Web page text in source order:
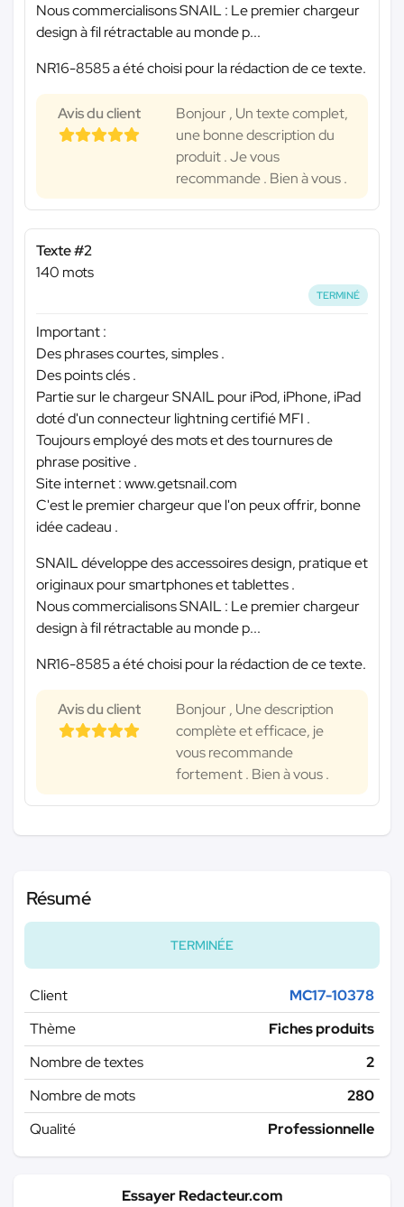
Nous commercialisons SNAIL : Le premier chargeur
design à fil rétractable au monde p...
NR16-8585 a été choisi pour la rédaction de ce texte.
Avis du client
Bonjour , Un texte complet,
une bonne description du
produit . Je vous
recommande . Bien à vous .
Texte #2
140 mots
TERMINÉ
Important :
Des phrases courtes, simples .
Des points clés .
Partie sur le chargeur SNAIL pour iPod, iPhone, iPad
doté d'un connecteur lightning certifié MFI .
Toujours employé des mots et des tournures de
phrase positive .
Site internet : www.getsnail.com
C'est le premier chargeur que l'on peux offrir, bonne
idée cadeau .
SNAIL développe des accessoires design, pratique et
originaux pour smartphones et tablettes .
Nous commercialisons SNAIL : Le premier chargeur
design à fil rétractable au monde p...
NR16-8585 a été choisi pour la rédaction de ce texte.
Avis du client
Bonjour , Une description
complète et efficace, je
vous recommande
fortement . Bien à vous .
Résumé
TERMINÉE
Client
MC17-10378
Thème
Fiches produits
Nombre de textes
2
Nombre de mots
280
Qualité
Professionnelle
Essayer Redacteur.com